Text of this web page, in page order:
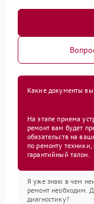
Какие документы вы
На этапе приема
ремонт вам будет
обязательств на
по ремонту
гарантийный талон.
Я уже знаю в чем
ремонт необходим.
диагностику?